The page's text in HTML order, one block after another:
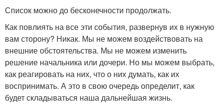
Список можно до бесконечности продолжать.
Как повлиять на все эти события, развернув их в нужную
вам сторону? Никак. Мы не можем воздействовать на
внешние обстоятельства. Мы не можем изменить
решение начальника или дочери. Но мы можем выбрать,
как реагировать на них, что о них думать, как их
воспринимать. А это в свою очередь определит, как
будет складываться наша дальнейшая жизнь.